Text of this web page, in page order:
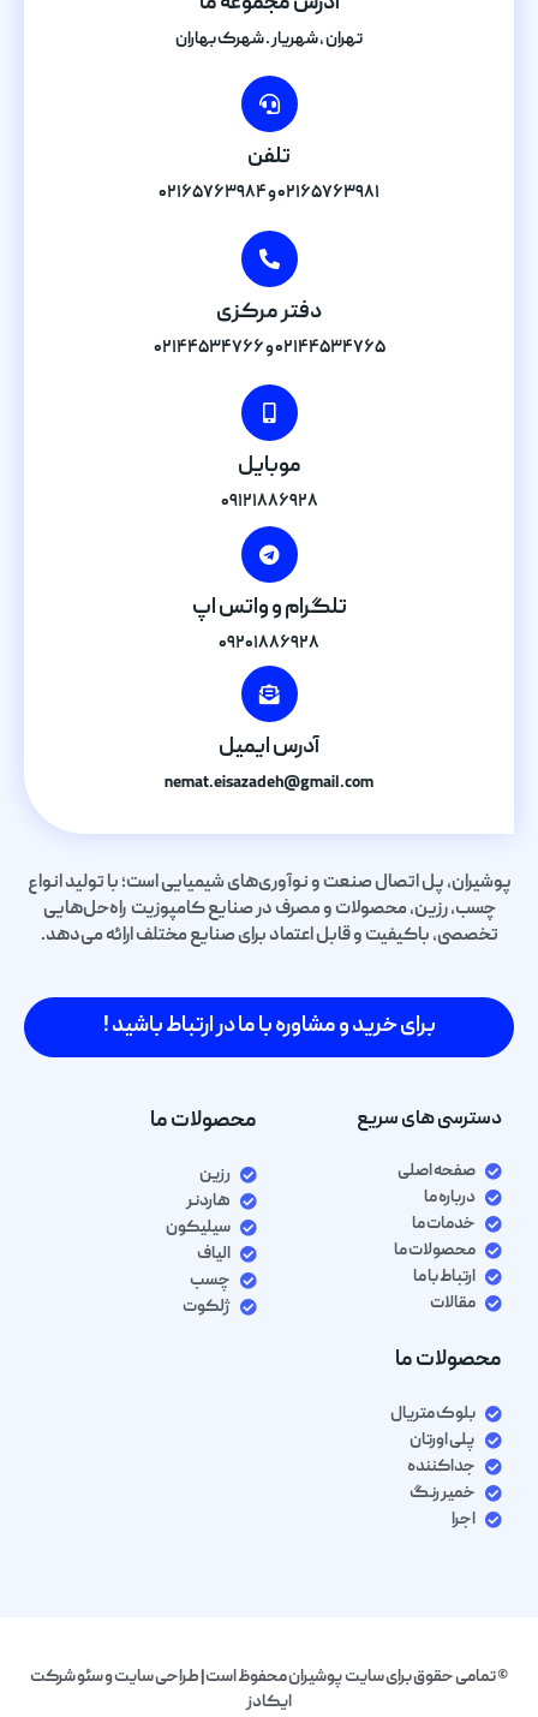
تهران , شهریار . شهرک بهاران
تلفن
۰۲۱۶۵۷۶۳۹۸۱ و ۰۲۱۶۵۷۶۳۹۸۴
دفتر مرکزی
۰۲۱۴۴۵۳۴۷۶۵ و ۰۲۱۴۴۵۳۴۷۶۶
موبایل
۰۹۱۲۱۸۸۶۹۲۸
تلگرام و واتس اپ
۰۹۲۰۱۸۸۶۹۲۸
آدرس ایمیل
nemat.eisazadeh@gmail.com
پوشیران، پل اتصال صنعت و نوآوری‌های شیمیایی است؛ با تولید انواع
چسب، رزین، محصولات و مصرف در صنایع کامپوزیت راه‌حل‌هایی
تخصصی، باکیفیت و قابل اعتماد برای صنایع مختلف ارائه می‌دهد.
برای خرید و مشاوره با ما در ارتباط باشید !
دسترسی های سریع
صفحه اصلی
درباره ما
خدمات ما
محصولات ما
ارتباط با ما
مقالات
محصولات ما
رزین
هاردنر
سیلیکون
الیاف
چسب
ژلکوت
محصولات ما
بلوک متریال
پلی اورتان
جداکننده
خمیر رنگ
اجرا
© تمامی حقوق برای سایت پوشیران محفوظ است| طراحی سایت و سئو شرکت
ایکادز